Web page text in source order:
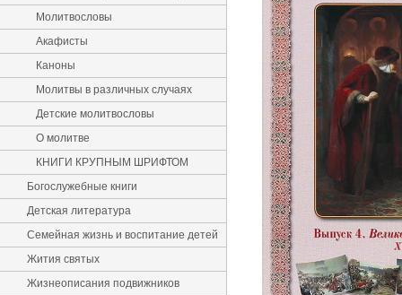
Молитвословы
Акафисты
Каноны
Молитвы в различных случаях
Детские молитвословы
О молитве
КНИГИ КРУПНЫМ ШРИФТОМ
Богослужебные книги
Детская литература
Семейная жизнь и воспитание детей
Жития святых
Жизнеописания подвижников